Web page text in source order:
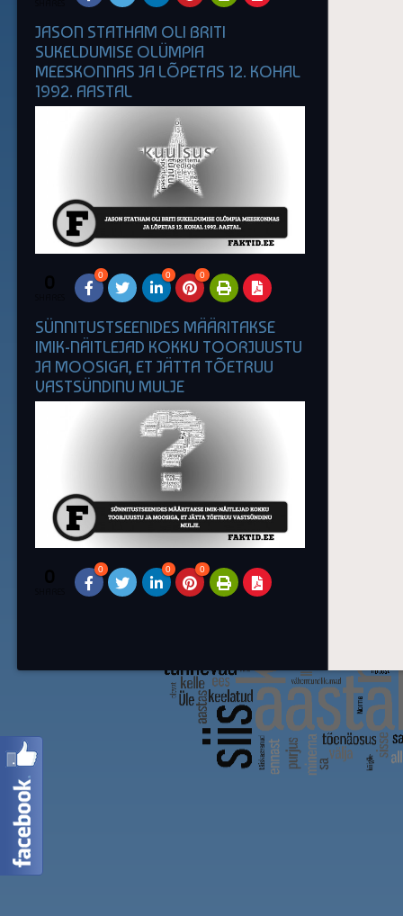
JASON STATHAM OLI BRITI
SUKELDUMISE OLÜMPIA
MEESKONNAS JA LÕPETAS 12. KOHAL
1992. AASTAL
0 0 0 0
SÜNNITUSTSEENIDES MÄÄRITAKSE
IMIK-NÄITLEJAD KOKKU TOORJUUSTU
JA MOOSIGA, ET JÄTTA TÕETRUU
VASTSÜNDINU MULJE
0 0 0 0